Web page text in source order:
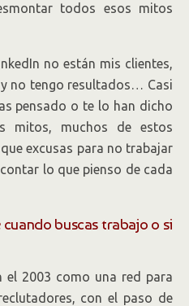
todos esos mitos
no están mis clientes,
no tengo resultados… Casi
pensado o te lo han dicho
mitos, muchos de estos
excusas para no trabajar
lo que pienso de cada
buscas trabajo o si
el 2003 como una red para
con el paso de